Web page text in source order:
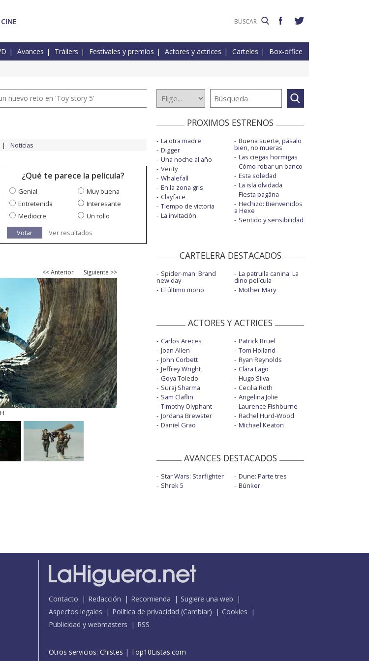
CINE
Avances Tráilers Festivales y premios Actores y actrices Carteles Box-office
nuevo reto en 'Toy story 5'
Noticias
¿Qué te parece la película?
Genial
Muy buena
Entretenida
Interesante
Mediocre
Un rollo
Votar
Ver resultados
<< Anterior Siguiente >>
PROXIMOS ESTRENOS
La otra madre
Digger
Una noche al año
Verity
Whalefall
En la zona gris
Clayface
Tiempo de victoria
La invitación
Buena suerte, pásalo
bien, no mueras
Las ciegas hormigas
Cómo robar un banco
Esta soledad
La isla olvidada
Fiesta pagäna
Hechizo: Bienvenidos
a Hexe
Sentido y sensibilidad
CARTELERA DESTACADOS
Spider-man: Brand
new day
El último mono
La patrulla canina: La
dino película
Mother Mary
ACTORES Y ACTRICES
Carlos Areces
Joan Allen
John Corbett
Jeffrey Wright
Goya Toledo
Suraj Sharma
Sam Claflin
Timothy Olyphant
Jordana Brewster
Daniel Grao
Patrick Bruel
Tom Holland
Ryan Reynolds
Clara Lago
Hugo Silva
Cecilia Roth
Angelina Jolie
Laurence Fishburne
Rachel Hurd-Wood
Michael Keaton
AVANCES DESTACADOS
Star Wars: Starfighter
Shrek 5
Dune: Parte tres
Búnker
Contacto Redacción Recomienda
Sugiere una web
Aspectos legales
Política de privacidad (Cambiar)
Cookies
Publicidad y webmasters
RSS
Otros servicios: Chistes | Top10Listas.com